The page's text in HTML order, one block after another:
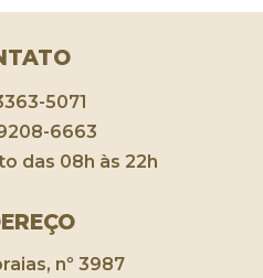
5071
6663
das 08h às 22h
nº 3987